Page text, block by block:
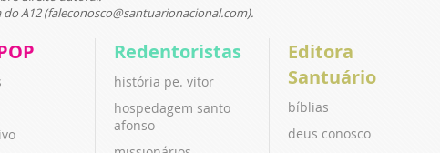
A12 (faleconosco@santuarionacional.com).
Redentoristas
história pe. vitor
hospedagem santo
afonso
Editora
Santuário
bíblias
deus conosco